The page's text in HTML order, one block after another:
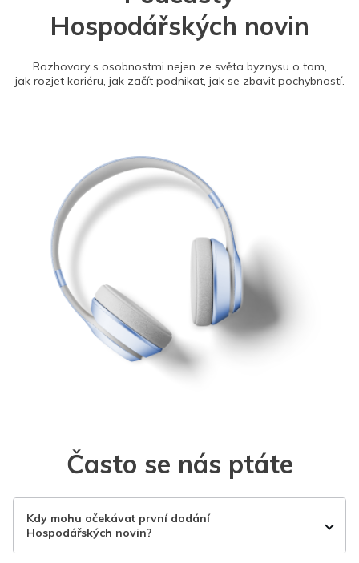
Hospodářských novin
Rozhovory s osobnostmi nejen ze světa byznysu o tom,
jak rozjet kariéru, jak začít podnikat, jak se zbavit pochybností.
Často se nás ptáte
Kdy mohu očekávat první dodání
Hospodářských novin?